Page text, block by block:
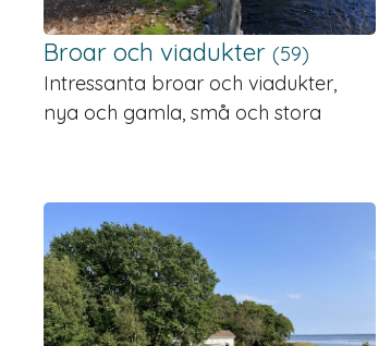
Broar och viadukter (59)
Intressanta broar och viadukter,
nya och gamla, små och stora